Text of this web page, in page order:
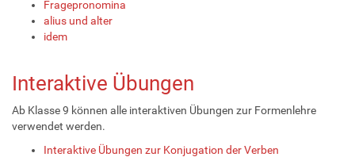
Fragepronomina
alius und alter
idem
Interaktive Übungen
Ab Klasse 9 können alle interaktiven Übungen zur Formenlehre
verwendet werden.
Interaktive Übungen zur Konjugation der Verben